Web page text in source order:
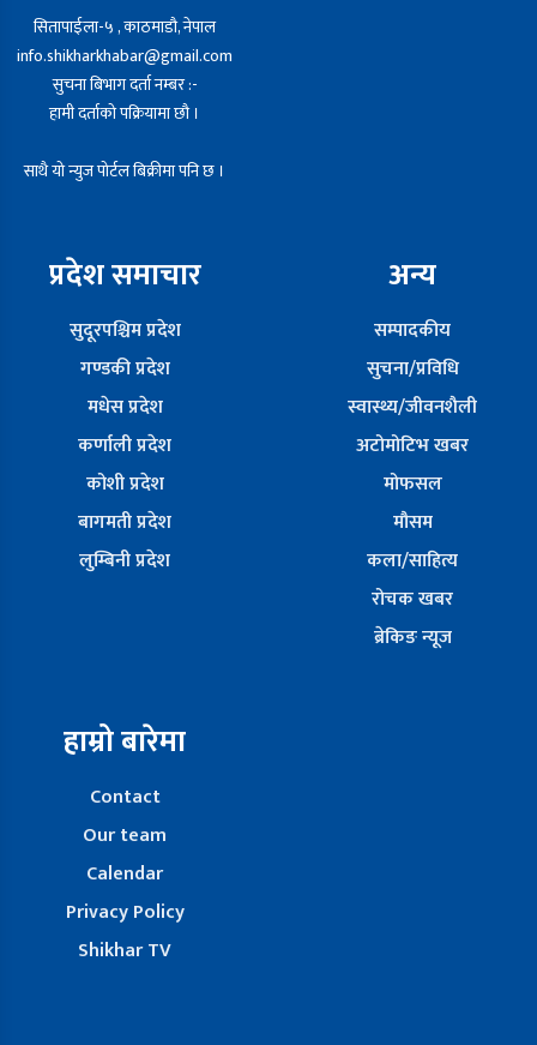
सितापाईला-५ , काठमाडौ, नेपाल
info.shikharkhabar@gmail.com
सुचना बिभाग दर्ता नम्बर :-
हामी दर्ताको पक्रियामा छौ ।
साथै यो न्युज पोर्टल बिक्रीमा पनि छ ।
प्रदेश समाचार
सुदूरपश्चिम प्रदेश
गण्डकी प्रदेश
मधेस प्रदेश
कर्णाली प्रदेश
कोशी प्रदेश
बागमती प्रदेश
लुम्बिनी प्रदेश
अन्य
सम्पादकीय
सुचना/प्रविधि
स्वास्थ्य/जीवनशैली
अटोमोटिभ खबर
मोफसल
मौसम
कला/साहित्य
रोचक खबर
ब्रेकिङ न्यूज
हाम्रो बारेमा
Contact
Our team
Calendar
Privacy Policy
Shikhar TV